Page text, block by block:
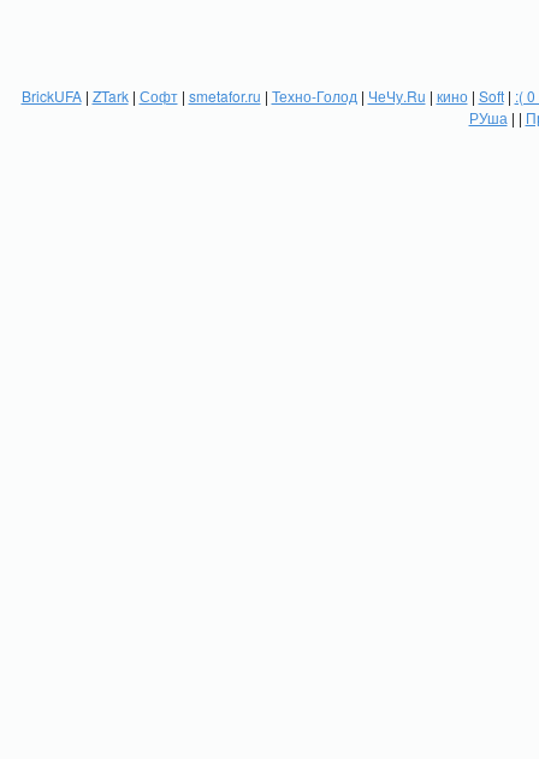
BrickUFA| ZTark| Софт| smetafor.ru | Техно-Голод | ЧеЧу.Ru | кино| Soft| :(
РУша | |